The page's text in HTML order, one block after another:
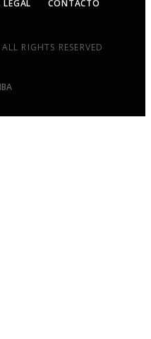
CONTACTO
RIGHTS RESERVED